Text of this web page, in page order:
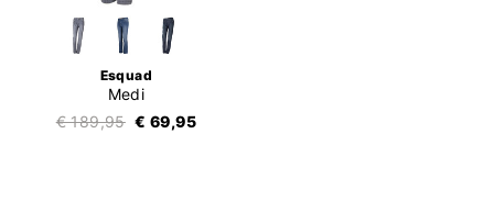
Esquad
Medi
€ 189,95 € 69,95